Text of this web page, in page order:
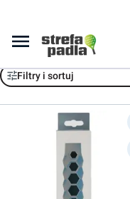
Bullpadel
Filtry i sortuj